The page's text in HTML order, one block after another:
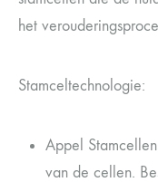
het
Stamceltechnologie:
Appel
van de cellen.